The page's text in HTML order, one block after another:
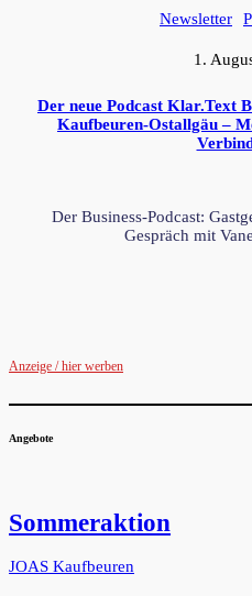
Newsletter
1.
Der neue Podcast Klar.Text
Kaufbeuren-Ostallgäu –
Der Business-Podcast:
Gespräch mit
Anzeige / hier werben
Angebote
Sommeraktion
JOAS Kaufbeuren